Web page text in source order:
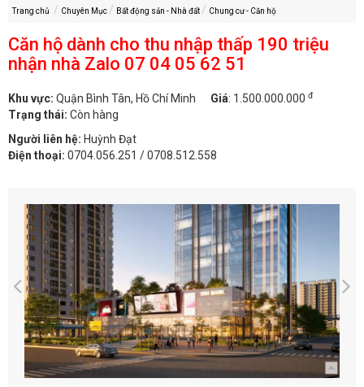
Trang chủ Chuyên Mục Bất động sản - Nhà đất Chung cư - Căn hộ
Căn hộ dành cho thu nhập thấp 190 triệu
nhận nhà Zalo 07 04 05 62 51
Khu vực: Quận Bình Tân, Hồ Chí Minh Giá: 1.500.000.000 đ
Trạng thái: Còn hàng
Người liên hệ: Huỳnh Đạt
Điện thoại: 0704.056.251 / 0708.512.558